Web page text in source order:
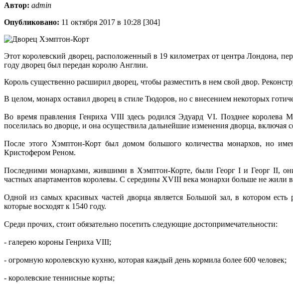
Автор: admin
Опубликовано: 11 октября 2017 в 10:28 [304]
Этот королевский дворец, расположенный в 19 километрах от центра Лондона,
году дворец был передан королю Англии.
Король существенно расширил дворец, чтобы разместить в нем свой двор.
В целом, монарх оставил дворец в стиле Тюдоров, но с внесением некоторых
Во время правления Генриха VIII здесь родился Эдуард VI. Позднее
поселилась во дворце, и она осуществила дальнейшие изменения дворца, включая
После этого Хэмптон-Корт был домом большого количества монархов, но
Кристофером Реном.
Последними монархами, жившими в Хэмптон-Корте, были Георг I и Георг II,
частных апартаментов королевы. С середины XVIII века монархи больше не жили
Одной из самых красивых частей дворца является Большой зал, в котором
которые восходят к 1540 году.
Среди прочих, стоит обязательно посетить следующие достопримечательности:
- галерею короны Генриха VIII;
- огромную королевскую кухню, которая каждый день кормила более 600 человек;
- королевские теннисные корты;